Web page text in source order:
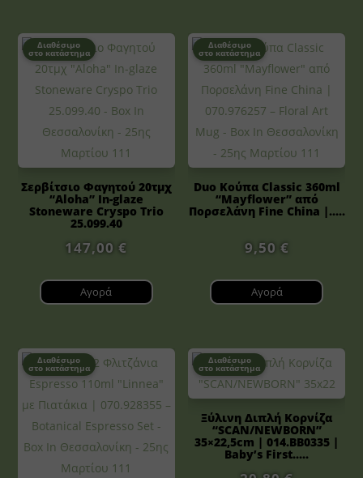
Διαθέσιμο
στο κατάστημα
Σερβίτσιο Φαγητού 20τμχ
“Aloha” In-glaze
Stoneware Cryspo Trio
25.099.40
147,00€
Αγορά
Διαθέσιμο
στο κατάστημα
Duo Κούπα Classic 360ml
“Mayflower” από
Πορσελάνη Fine China |.....
9,50 €
Αγορά
Διαθέσιμο
στο κατάστημα
Διαθέσιμο
στο κατάστημα
Ξύλινη Διπλή Κορνίζα
“SCAN/NEWBORN”
35×22,5cm | 014.BB0335 |
Baby’s First.....